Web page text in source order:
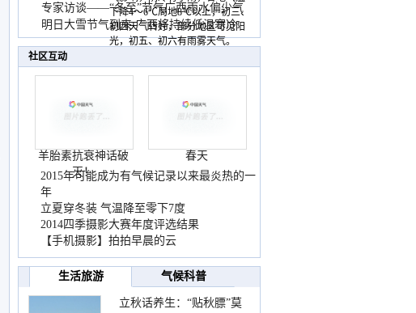
下降4～6℃局地8℃以上，初三、
初四天气转好，部分地区可见阳
光，初五、初六有雨雾天气。
专家访谈——“冬至”节气广西雨水偏少气
温低
明日大雪节气到来 广西将持续低温寒冷
天气
社区互动
羊胎素抗衰神话破
灭！
春天
2015年可能成为有气候记录以来最炎热的一
年
立夏穿冬装 气温降至零下7度
2014四季摄影大赛年度评选结果
【手机摄影】拍拍早晨的云
生活旅游 气候科普
立秋话养生：“贴秋膘”莫